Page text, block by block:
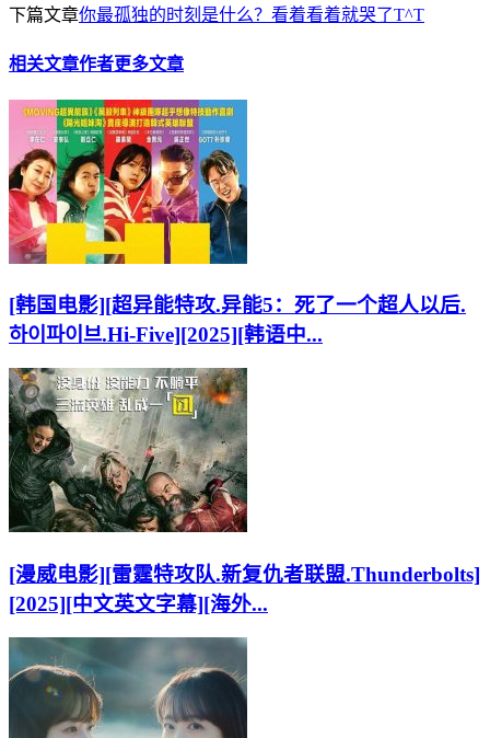
下篇文章你最孤独的时刻是什么？看着看着就哭了T^T
相关文章作者更多文章
[韩国电影][超异能特攻.异能5：死了一个超人以后.
하이파이브.Hi-Five][2025][韩语中...
[漫威电影][雷霆特攻队.新复仇者联盟.Thunderbolts]
[2025][中文英文字幕][海外...